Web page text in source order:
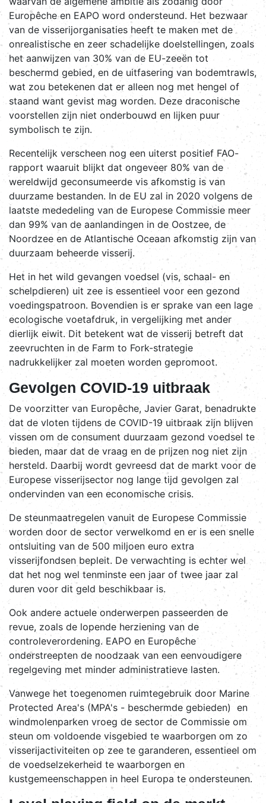
Europêche en EAPO word ondersteund. Het bezwaar
van de visserijorganisaties heeft te maken met de
onrealistische en zeer schadelijke doelstellingen, zoals
het aanwijzen van 30% van de EU-zeeën tot
beschermd gebied, en de uitfasering van bodemtrawls,
wat zou betekenen dat er alleen nog met hengel of
staand want gevist mag worden. Deze draconische
voorstellen zijn niet onderbouwd en lijken puur
symbolisch te zijn.
Recentelijk verscheen nog een uiterst positief FAO-
rapport waaruit blijkt dat ongeveer 80% van de
wereldwijd geconsumeerde vis afkomstig is van
duurzame bestanden. In de EU zal in 2020 volgens de
laatste mededeling van de Europese Commissie meer
dan 99% van de aanlandingen in de Oostzee, de
Noordzee en de Atlantische Oceaan afkomstig zijn van
duurzaam beheerde visserij.
Het in het wild gevangen voedsel (vis, schaal- en
schelpdieren) uit zee is essentieel voor een gezond
voedingspatroon. Bovendien is er sprake van een lage
ecologische voetafdruk, in vergelijking met ander
dierlijk eiwit. Dit betekent wat de visserij betreft dat
zeevruchten in de Farm to Fork-strategie
nadrukkelijker zal moeten worden gepromoot.
Gevolgen COVID-19 uitbraak
De voorzitter van Europêche, Javier Garat, benadrukte
dat de vloten tijdens de COVID-19 uitbraak zijn blijven
vissen om de consument duurzaam gezond voedsel te
bieden, maar dat de vraag en de prijzen nog niet zijn
hersteld. Daarbij wordt gevreesd dat de markt voor de
Europese visserijsector nog lange tijd gevolgen zal
ondervinden van een economische crisis.
De steunmaatregelen vanuit de Europese Commissie
worden door de sector verwelkomd en er is een snelle
ontsluiting van de 500 miljoen euro extra
visserijfondsen bepleit. De verwachting is echter wel
dat het nog wel tenminste een jaar of twee jaar zal
duren voor dit geld beschikbaar is.
Ook andere actuele onderwerpen passeerden de
revue, zoals de lopende herziening van de
controleverordening. EAPO en Europêche
onderstreepten de noodzaak van een eenvoudigere
regelgeving met minder administratieve lasten.
Vanwege het toegenomen ruimtegebruik door Marine
Protected Area's (MPA's - beschermde gebieden) en
windmolenparken vroeg de sector de Commissie om
steun om voldoende visgebied te waarborgen om zo
visserijactiviteiten op zee te garanderen, essentieel om
de voedselzekerheid te waarborgen en
kustgemeenschappen in heel Europa te ondersteunen.